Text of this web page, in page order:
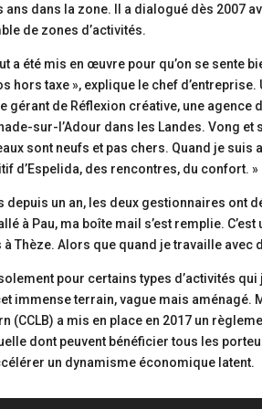
ans dans la zone. Il a dialogué dès 2007
de zones d’activités.
a été mis en œuvre pour qu’on se sente
hors taxe », explique le chef
gérant de Réflexion créative, une
sur-l’Adour dans les Landes. Vong et
sont neufs et pas chers. Quand je suis
d’Espelida, des rencontres, du confort. »
depuis un an, les deux gestionnaires ont
à Pau, ma boîte mail s’est remplie.
à Thèze. Alors que quand je travaille avec
pour certains types d’activités
immense terrain, vague mais aménagé.
(CCLB) a mis en place en 2017 un
dont peuvent bénéficier tous les
un dynamisme économique latent.